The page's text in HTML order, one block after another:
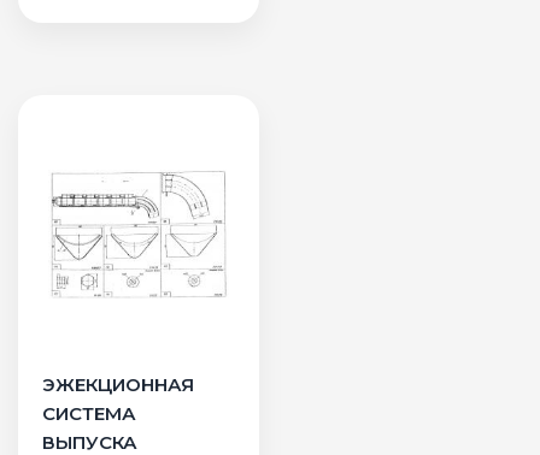
ЭЖЕКЦИОННАЯ
СИСТЕМА
ВЫПУСКА